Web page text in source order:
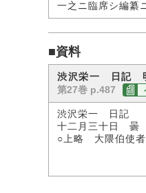
一之ニ臨席シ編纂
■資料
渋沢栄一 日記
第27巻 p.487
渋沢栄一 日
十二月三十日 曇
○上略 大隈伯使者